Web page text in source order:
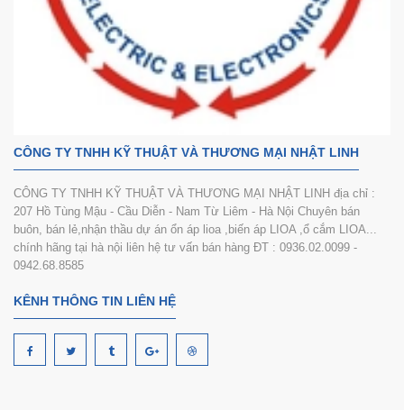
CÔNG TY TNHH KỸ THUẬT VÀ THƯƠNG MẠI NHẬT LINH
CÔNG TY TNHH KỸ THUẬT VÀ THƯƠNG MẠI NHẬT LINH địa chỉ :
207 Hồ Tùng Mậu - Cầu Diễn - Nam Từ Liêm - Hà Nội Chuyên bán
buôn, bán lẻ,nhận thầu dự án ổn áp lioa ,biến áp LIOA ,ổ cắm LIOA...
chính hãng tại hà nội liên hệ tư vấn bán hàng ĐT : 0936.02.0099 -
0942.68.8585
KÊNH THÔNG TIN LIÊN HỆ